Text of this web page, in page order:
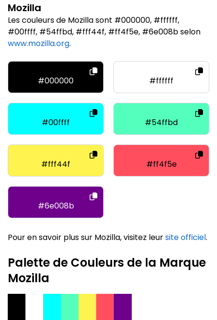
Mozilla
Les couleurs de Mozilla sont #000000, #ffffff,
#00ffff, #54ffbd, #fff44f, #ff4f5e, #6e008b selon
www.mozilla.org.
#000000 #ffffff
#00ffff #54ffbd
#fff44f #ff4f5e
#6e008b
Pour en savoir plus sur Mozilla, visitez leursite officiel.
Palette de Couleurs de la Marque
Mozilla